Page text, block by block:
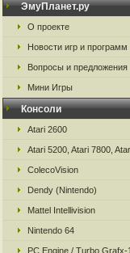
ЭмуПланет.ру
О проекте
Новости игр и программ
Вопросы и предложения
Мини Игры
Консоли
Atari 2600
Atari 5200, Atari 7800,
ColecoVision
Dendy (Nintendo)
Mattel Intellivision
Nintendo 64
PC Engine / Turbo Grafx-